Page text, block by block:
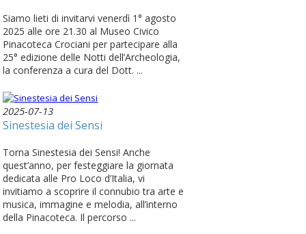
Siamo lieti di invitarvi venerdì 1° agosto
2025 alle ore 21.30 al Museo Civico
Pinacoteca Crociani per partecipare alla
25° edizione delle Notti dell’Archeologia,
la conferenza a cura del Dott. ...
2025-07-13
Sinestesia dei Sensi
Torna Sinestesia dei Sensi! Anche
quest’anno, per festeggiare la giornata
dedicata alle Pro Loco d’Italia, vi
invitiamo a scoprire il connubio tra arte e
musica, immagine e melodia, all’interno
della Pinacoteca. Il percorso ...